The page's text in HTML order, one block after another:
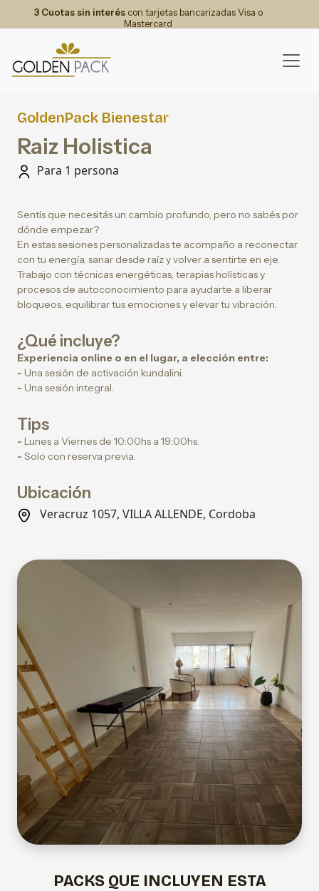
3 Cuotas sin interéscon tarjetas bancarizadas Visa o
Mastercard
GoldenPack Bienestar
Raiz Holistica
Para 1 persona
Sentís que necesitás un cambio profundo, pero no sabés por
dónde empezar?
En estas sesiones personalizadas te acompaño a reconectar
con tu energía, sanar desde raíz y volver a sentirte en eje.
Trabajo con técnicas energéticas, terapias holísticas y
procesos de autoconocimiento para ayudarte a liberar
bloqueos, equilibrar tus emociones y elevar tu vibración.
¿Qué incluye?
Experiencia online o en el lugar, a elección entre:
- Una sesión de activación kundalini.
- Una sesión integral.
Tips
- Lunes a Viernes de 10:00hs a 19:00hs.
- Solo con reserva previa.
Ubicación
Veracruz 1057, VILLA ALLENDE, Cordoba
PACKS QUE INCLUYEN ESTA